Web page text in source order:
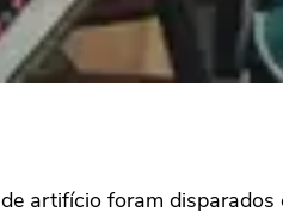
artifício foram